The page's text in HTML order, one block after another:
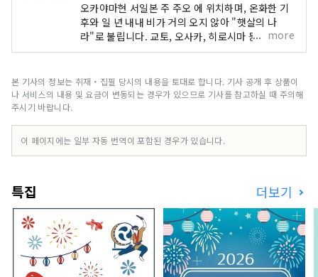
오카야마현 서일본 주 주오 에 위치하며, 온화한 기
후와 일 년 내내 비가 거의 오지 않아 "햇살의 나
라"로 불립니다. 교토, 오사카, 히로시마 등 유명 관
광지의 중간 지점에 편리하게 위치해 있습니다! 또
카야마 "과일의 오카야마"라고도 불리며, 세토우치
의 따뜻한 기후에서 햇볕을 듬뿍 받으며 자란 과일
백도, 머스캣 포도, 피오네 포도 등 제철 과일을 즐겨
보세요! 오카야마 에는 오카야마 성, 일본 3대 정원
중 하나인 오카야마 고라쿠엔, 역사와 문화, 예술을
more
본 기사의 정보는 취재・집필 당시의 내용을 토대로 합니다. 기사 공개 후 상품이
나 서비스의 내용 및 요금이 변동되는 경우가 있으므로 기사를 참고하실 때 주의해
주시기 바랍니다.
이 페이지에는 일부 자동 번역이 포함된 경우가 있습니다.
특집 더보기